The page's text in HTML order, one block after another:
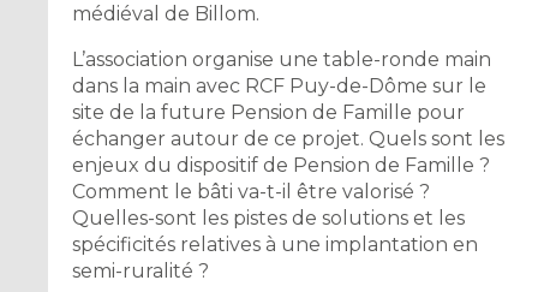
médiéval de Billom.
L’association organise une table-ronde main
dans la main avec RCF Puy-de-Dôme sur le
site de la future Pension de Famille pour
échanger autour de ce projet. Quels sont les
enjeux du dispositif de Pension de Famille ?
Comment le bâti va-t-il être valorisé ?
Quelles-sont les pistes de solutions et les
spécificités relatives à une implantation en
semi-ruralité ?